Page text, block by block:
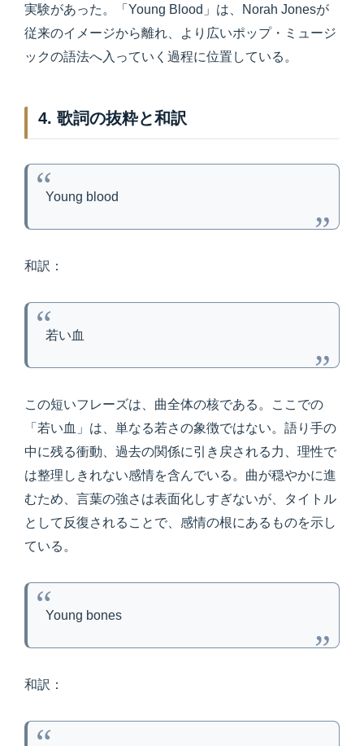
実験があった。「Young Blood」は、Norah Jonesが
従来のイメージから離れ、より広いポップ・ミュージ
ックの語法へ入っていく過程に位置している。
4. 歌詞の抜粋と和訳
Young blood
和訳：
若い血
この短いフレーズは、曲全体の核である。ここでの
「若い血」は、単なる若さの象徴ではない。語り手の
中に残る衝動、過去の関係に引き戻される力、理性で
は整理しきれない感情を含んでいる。曲が穏やかに進
むため、言葉の強さは表面化しすぎないが、タイトル
として反復されることで、感情の根にあるものを示し
ている。
Young bones
和訳：